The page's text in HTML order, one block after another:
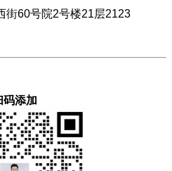
60号院2号楼21层2123
码添加